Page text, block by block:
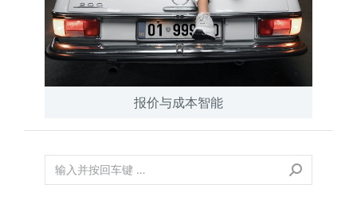
报价与成本智能